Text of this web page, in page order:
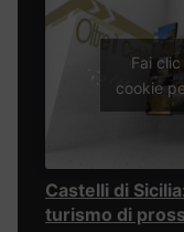
Fai
cookie
Castelli di
turismo di